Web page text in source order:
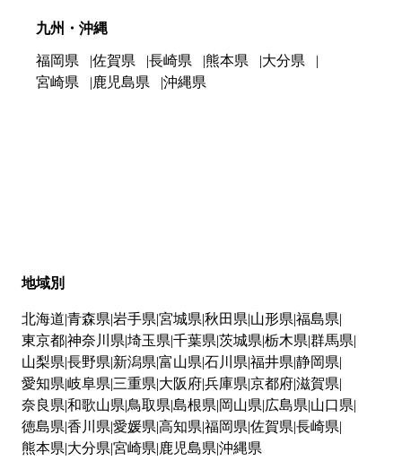
九州・沖縄
福岡県 佐賀県 長崎県 熊本県
大分県
宮崎県
鹿児島県 沖縄県
地域別
北海道 青森県 岩手県 宮城県 秋田県 山形県 福島県
東京都神奈川県 埼玉県 千葉県 茨城県 栃木県 群馬県
山梨県 長野県 新潟県 富山県 石川県 福井県 静岡県
愛知県 岐阜県 三重県 大阪府兵庫県 京都府滋賀県
奈良県 和歌山県 鳥取県 島根県 岡山県 広島県 山口県
徳島県 香川県 愛媛県 高知県 福岡県 佐賀県 長崎県
熊本県 大分県 宮崎県 鹿児島県 沖縄県